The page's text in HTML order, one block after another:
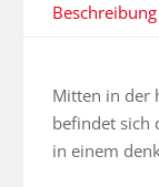
Beschreibung
Mitten in der
befindet sich
in einem